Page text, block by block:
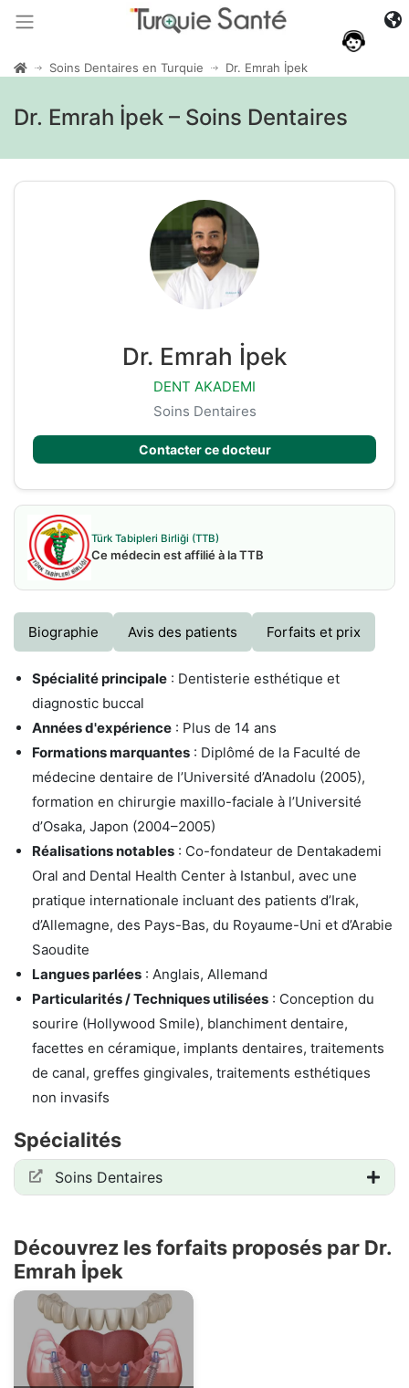
Soins Dentaires en Turquie Dr. Emrah İpek
Dr. Emrah İpek – Soins Dentaires
Dr. Emrah İpek
DENT AKADEMI
Soins Dentaires
Contacter ce docteur
Türk Tabipleri Birliği (TTB)
Ce médecin est affilié à la TTB
Biographie Avis des patients Forfaits et prix
Spécialité principale : Dentisterie esthétique et
diagnostic buccal
Années d'expérience : Plus de 14 ans
Formations marquantes : Diplômé de la Faculté de
médecine dentaire de l’Université d’Anadolu (2005),
formation en chirurgie maxillo-faciale à l’Université
d’Osaka, Japon (2004–2005)
Réalisations notables : Co-fondateur de Dentakademi
Oral and Dental Health Center à Istanbul, avec une
pratique internationale incluant des patients d’Irak,
d’Allemagne, des Pays-Bas, du Royaume-Uni et d’Arabie
Saoudite
Langues parlées : Anglais, Allemand
Particularités / Techniques utilisées : Conception du
sourire (Hollywood Smile), blanchiment dentaire,
facettes en céramique, implants dentaires, traitements
de canal, greffes gingivales, traitements esthétiques
non invasifs
Spécialités
Soins Dentaires
Découvrez les forfaits proposés par Dr.
Emrah İpek